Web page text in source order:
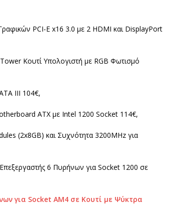
PCI-E x16 3.0 με 2 HDMI και DisplayPort
Κουτί Υπολογιστή με RGB Φωτισμό
III 104€,
ATX με Intel 1200 Socket 114€,
(2x8GB) και Συχνότητα 3200MHz για
6 Πυρήνων για Socket 1200 σε
για Socket AM4 σε Κουτί με Ψύκτρα